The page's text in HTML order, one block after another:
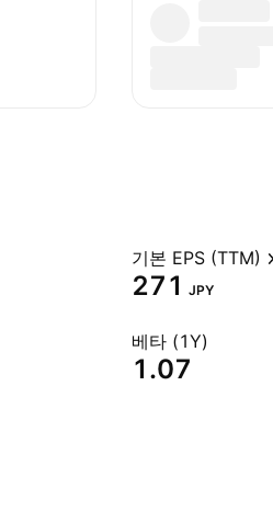
기본 EPS (TTM)
271 JPY
베타 (1Y)
1.07